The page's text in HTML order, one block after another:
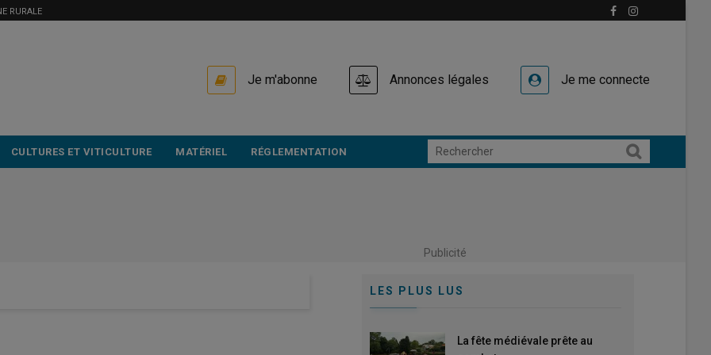
RURALE
Je m'abonne Annonces légales Je me connecte
CULTURES ET VITICULTURE MATÉRIEL RÉGLEMENTATION
Publicité
LES PLUS LUS
La fête médiévale prête au